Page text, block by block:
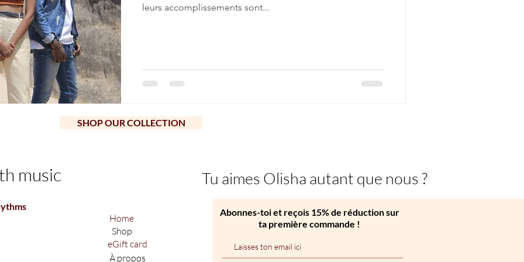
leurs accomplissements sont...
SHOP OUR COLLECTION
music Tu aimes Olisha autant que nous ?
Home
Shop
À propos
eGift card
Abonnes-toi et reçois 15% de réduction sur
ta première commande !